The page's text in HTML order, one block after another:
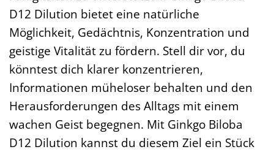
D12 Dilution bietet eine natürliche
Möglichkeit, Gedächtnis, Konzentration und
geistige Vitalität zu fördern. Stell dir vor, du
könntest dich klarer konzentrieren,
Informationen müheloser behalten und den
Herausforderungen des Alltags mit einem
wachen Geist begegnen. Mit Ginkgo Biloba
D12 Dilution kannst du diesem Ziel ein Stück